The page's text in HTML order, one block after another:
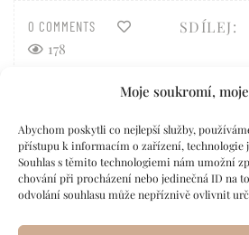
Moje soukromí,
Abychom poskytli co nejlepší služby,
přístupu k informacím o zařízení, technologie
Souhlas s těmito technologiemi nám umožní
chování při procházení nebo jedinečná ID na
odvolání souhlasu může nepříznivě ovlivnit
SDÍLEJ:
0 COMMENTS
178
pro
příspěvek
PREVIOUS POST
Osobní zážitek s
Procházkovou:
sebedůvěry